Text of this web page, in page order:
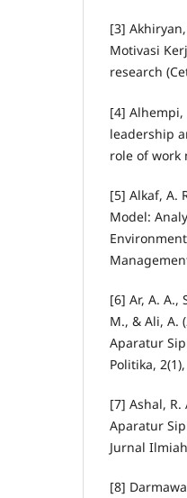
[3]
Motivasi
research
[4] Alhempi,
leadership
role of work
[5] Alkaf, A.
Model:
[6] Ar, A. A.,
M., & Ali, A.
Aparatur
Politika,
[7] Ashal,
Aparatur
Jurnal
[8]